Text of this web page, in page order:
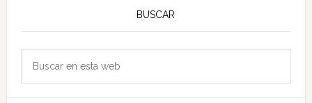
BUSCAR